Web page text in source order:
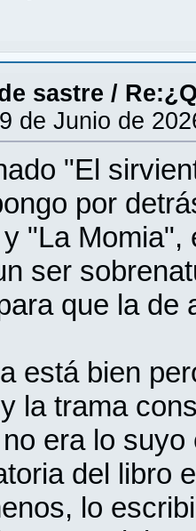
sastre /
de Junio de
"El
por
"La
ser
que la de
está bien
la trama
era lo
del libro
lo